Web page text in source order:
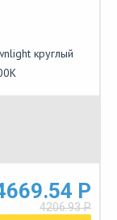
круглый
Р
4206.93 Р